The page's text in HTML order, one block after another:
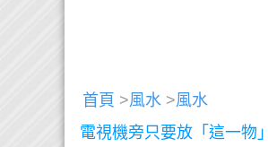
首頁 >風水 >風水
電視機旁只要放「這一物